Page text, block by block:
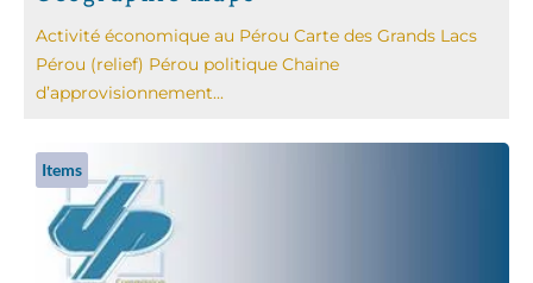
Activité économique au Pérou Carte des Grands Lacs
Pérou (relief) Pérou politique Chaine
d’approvisionnement...
Items